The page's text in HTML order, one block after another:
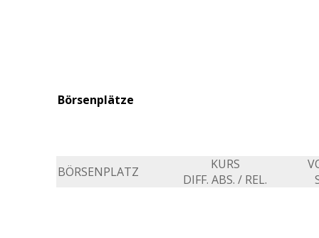
Börsenplätze
BÖRSENPLATZ
KURS
DIFF. ABS. / REL.